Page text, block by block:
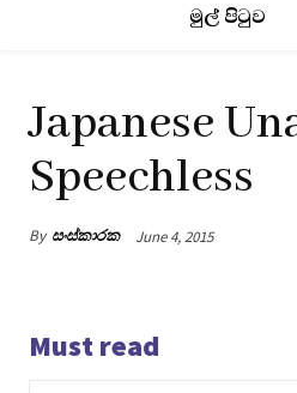
මුල් පිටුව
Japanese
Speechless
By සංස්කාරක June 4, 2015
Must read